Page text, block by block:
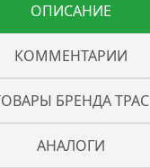
ОПИСАНИЕ
КОММЕНТАРИИ
БРЕНДА ТРАС
АНАЛОГИ